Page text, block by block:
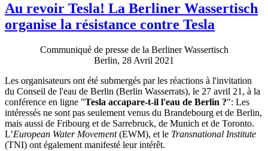
Au revoir Tesla! La Berliner Wassertisch
organise la résistance contre Tesla
Communiqué de presse de la Berliner Wassertisch
Berlin, 28 Avril 2021
Les organisateurs ont été submergés par les réactions à l'invitation
du Conseil de l'eau de Berlin (Berlin Wasserrats), le 27 avril 21, à la
conférence en ligne "Tesla accapare-t-il l'eau de Berlin ?": Les
intéressés ne sont pas seulement venus du Brandebourg et de Berlin,
mais aussi de Fribourg et de Sarrebruck, de Munich et de Toronto.
L’European Water Movement(EWM), et le Transnational Institute
(TNI) ont également manifesté leur intérêt.